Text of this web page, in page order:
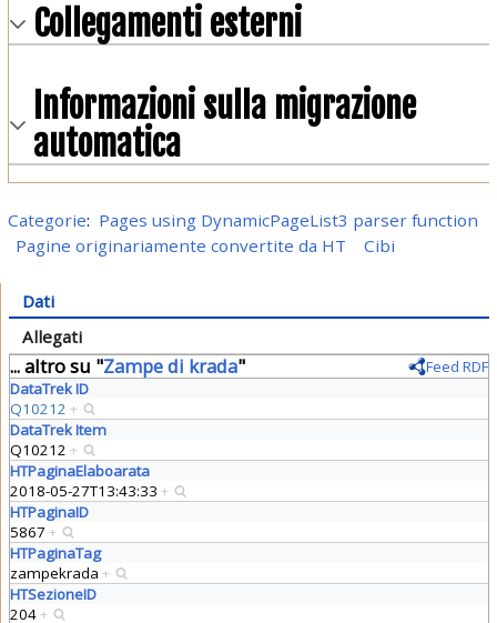
Collegamenti esterni
Informazioni sulla migrazione
automatica
Categorie: Pages using DynamicPageList3 parser function
Pagine originariamente convertite da HT
Cibi
Dati
Allegati
... altro su "Zampe di krada"
Feed RDF
DataTrek ID
Q10212 +
DataTrek Item
Q10212 +
HTPaginaElaboarata
2018-05-27T13:43:33 +
HTPaginaID
5867 +
HTPaginaTag
zampekrada +
HTSezioneID
204+